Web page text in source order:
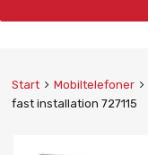
Start Mobiltelefoner
fast installation 727115